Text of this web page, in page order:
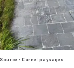
Source : Carnel paysages